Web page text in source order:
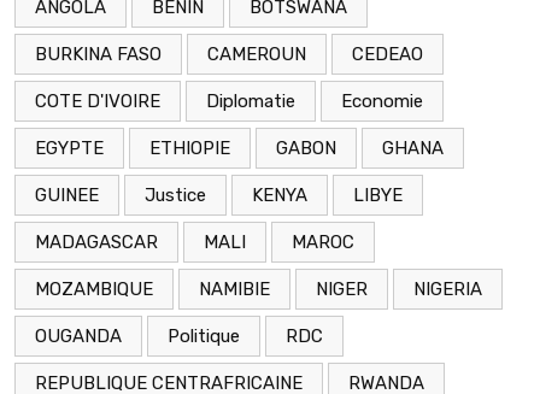
ANGOLA BENIN BOTSWANA
BURKINA FASO CAMEROUN CEDEAO
COTE D'IVOIRE Diplomatie Economie
EGYPTE ETHIOPIE GABON GHANA
GUINEE Justice KENYA LIBYE
MADAGASCAR MALI MAROC
MOZAMBIQUE NAMIBIE NIGER NIGERIA
OUGANDA Politique RDC
REPUBLIQUE CENTRAFRICAINE RWANDA